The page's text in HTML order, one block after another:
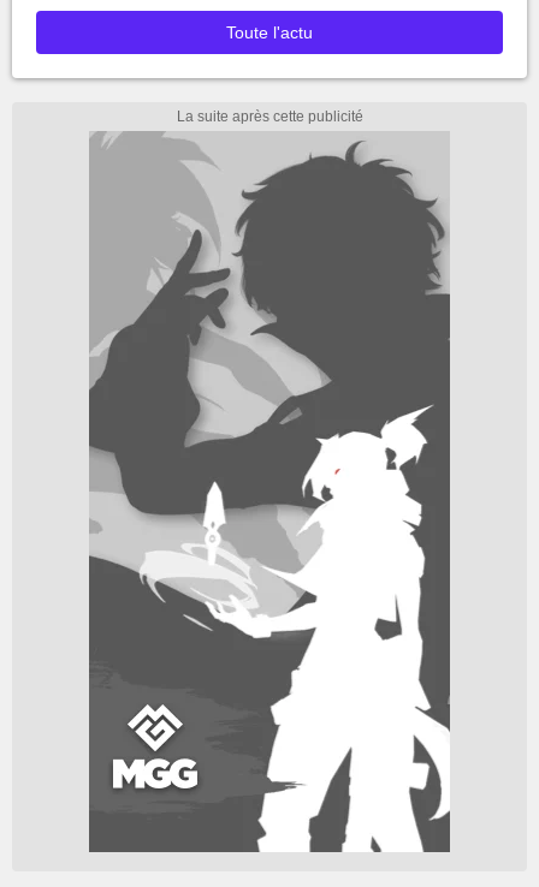
Toute l'actu